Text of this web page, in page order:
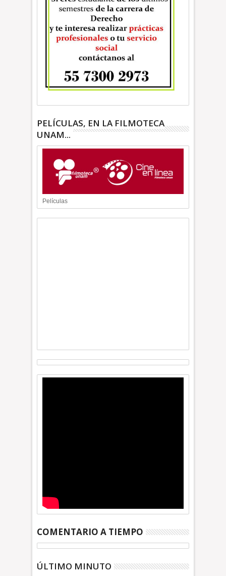
PELÍCULAS, EN LA FILMOTECA
UNAM...
Películas
COMENTARIO A TIEMPO
ÚLTIMO MINUTO